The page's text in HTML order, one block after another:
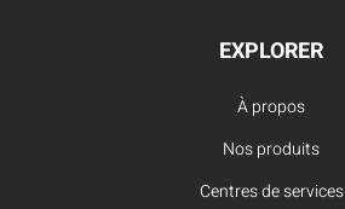
EXPLORER
À propos
Nos produits
Centres de services